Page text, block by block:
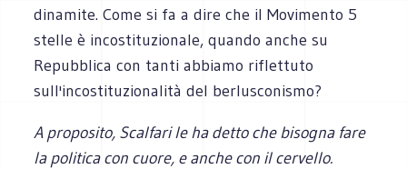
dinamite. Come si fa a dire che il Movimento 5
stelle è incostituzionale, quando anche su
Repubblica con tanti abbiamo riflettuto
sull'incostituzionalità del berlusconismo?
A proposito, Scalfari le ha detto che bisogna fare
la politica con cuore, e anche con il cervello.